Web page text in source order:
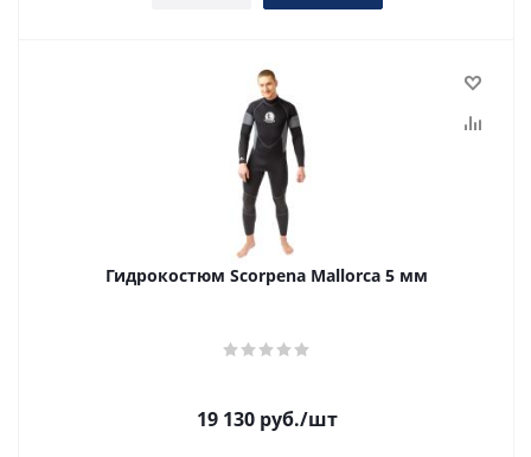
Гидрокостюм Scorpena Mallorca 5 мм
19 130руб./шт